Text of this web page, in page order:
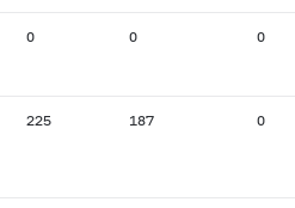
0 0 0
225 187 0